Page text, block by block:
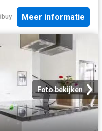
Meer informatie
Foto bekijken